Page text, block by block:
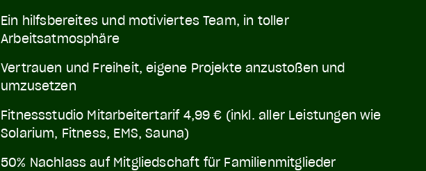
Ein hilfsbereites und motiviertes Team, in toller
Arbeitsatmosphäre
Vertrauen und Freiheit, eigene Projekte anzustoßen und
umzusetzen
Fitnessstudio Mitarbeitertarif 4,99 € (inkl. aller Leistungen wie
Solarium, Fitness, EMS, Sauna)
50% Nachlass auf Mitgliedschaft für Familienmitglieder